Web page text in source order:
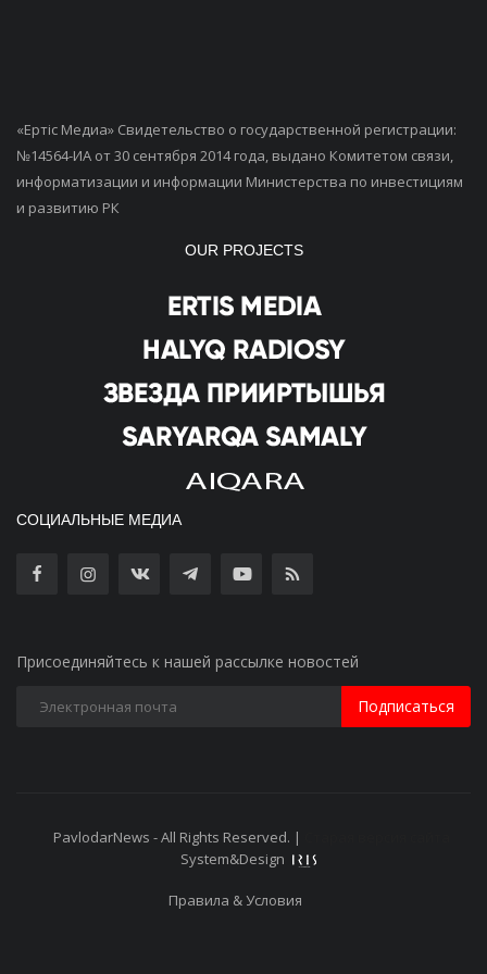
«Ертiс Медиа» Свидетельство о государственной регистрации:
№14564-ИА от 30 сентября 2014 года, выдано Комитетом связи,
информатизации и информации Министерства по инвестициям
и развитию РК
OUR PROJECTS
СОЦИАЛЬНЫЕ МЕДИА
Присоединяйтесь к нашей рассылке новостей
Подписаться
PavlodarNews - All Rights Reserved. |
System&Design
Правила & Условия